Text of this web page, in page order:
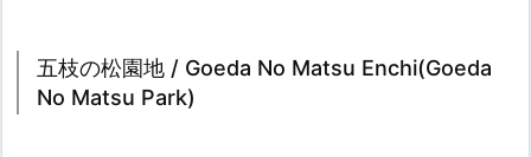
五枝の松園地 / Goeda No Matsu Enchi(Goeda
No Matsu Park)